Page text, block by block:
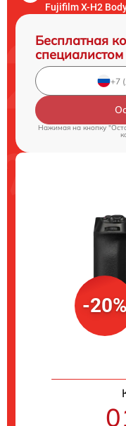
Fujifilm X-H2
Бесплатная
специалистом
Нажимая на кнопку
-20%